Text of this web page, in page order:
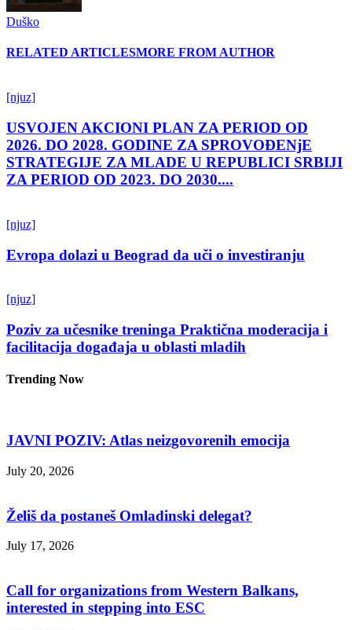
Duško
RELATED ARTICLESMORE FROM AUTHOR
[njuz]
USVOJEN AKCIONI PLAN ZA PERIOD OD
2026. DO 2028. GODINE ZA SPROVOĐENjE
STRATEGIJE ZA MLADE U REPUBLICI SRBIJI
ZA PERIOD OD 2023. DO 2030....
[njuz]
Evropa dolazi u Beograd da uči o investiranju
[njuz]
Poziv za učesnike treninga Praktična moderacija i
facilitacija događaja u oblasti mladih
Trending Now
JAVNI POZIV: Atlas neizgovorenih emocija
July 20, 2026
Želiš da postaneš Omladinski delegat?
July 17, 2026
Call for organizations from Western Balkans,
interested in stepping into ESC